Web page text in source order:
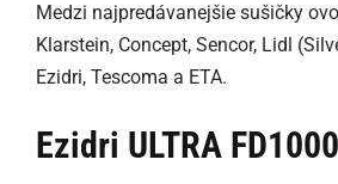
Medzi najpredávanejšie sušičky
Klarstein, Concept, Sencor, Lidl
Ezidri, Tescoma a ETA.
Ezidri ULTRA FD1000